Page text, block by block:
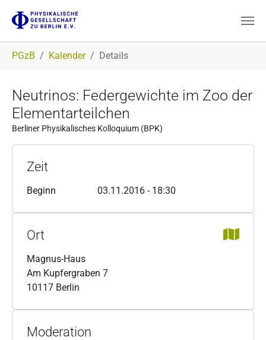
PGzB Kalender Details
Neutrinos: Federgewichte im Zoo der
Elementarteilchen
Berliner Physikalisches Kolloquium (BPK)
Zeit
Beginn 03.11.2016 - 18:30
Ort
Magnus-Haus
Am Kupfergraben 7
10117 Berlin
Moderation